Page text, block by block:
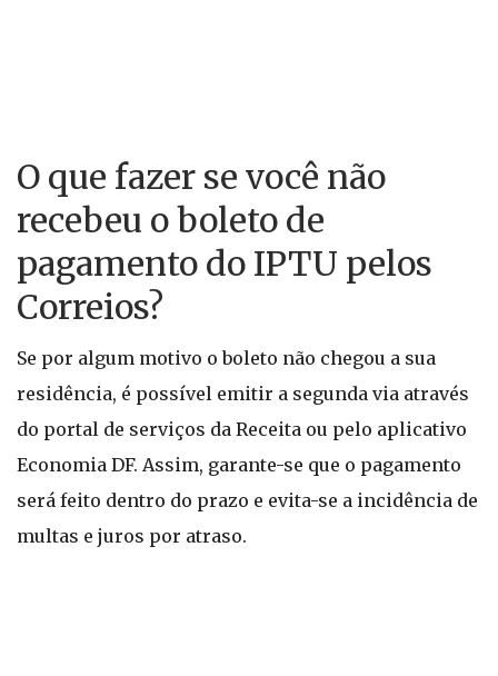
O que fazer se você não
recebeu o boleto de
pagamento do IPTU pelos
Correios?
Se por algum motivo o boleto não chegou a sua
residência, é possível emitir a segunda via através
do portal de serviços da Receita ou pelo aplicativo
Economia DF. Assim, garante-se que o pagamento
será feito dentro do prazo e evita-se a incidência de
multas e juros por atraso.